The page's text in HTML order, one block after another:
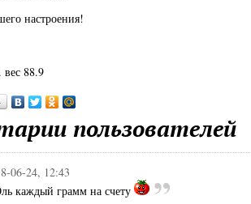
настроения!
вес 88.9
пользователей
06-24, 12:43
каждый грамм на счету